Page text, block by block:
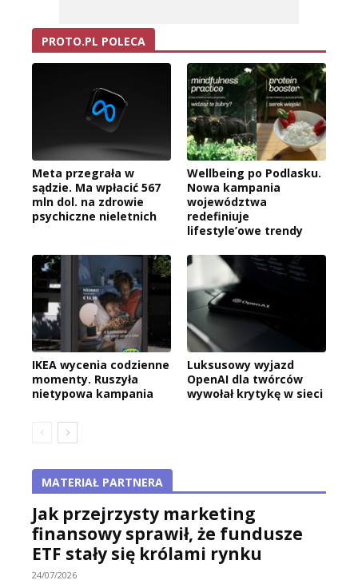
PROTO.PL POLECA
Meta przegrała w
sądzie. Ma wpłacić 567
mln dol. na zdrowie
psychiczne nieletnich
Wellbeing po Podlasku.
Nowa kampania
województwa
redefiniuje
lifestyle’owe trendy
IKEA wycenia codzienne
momenty. Ruszyła
nietypowa kampania
Luksusowy wyjazd
OpenAI dla twórców
wywołał krytykę w sieci
MATERIAŁ PARTNERA
Jak przejrzysty marketing
finansowy sprawił, że fundusze
ETF stały się królami rynku
24/07/2026